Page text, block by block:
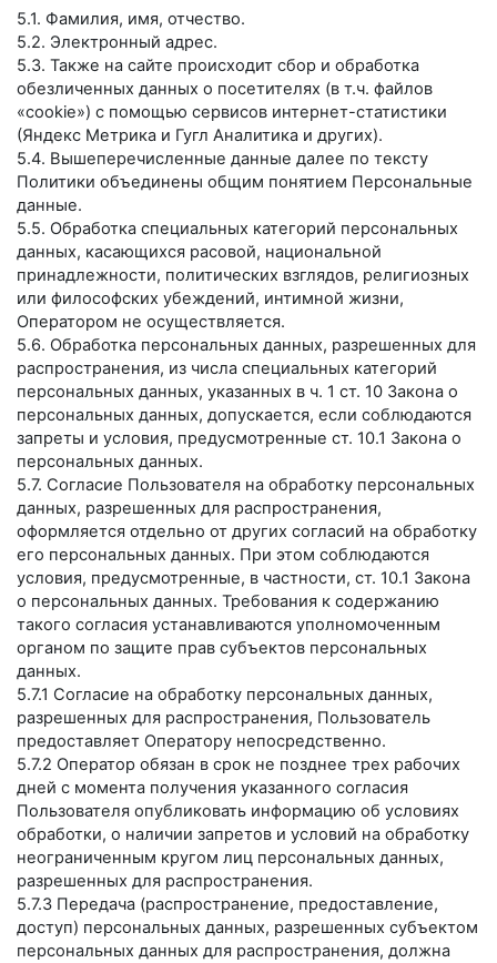
5.1. Фамилия, имя, отчество.
5.2. Электронный адрес.
5.3. Также на сайте происходит сбор и обработка
обезличенных данных о посетителях (в т.ч. файлов
«cookie») с помощью сервисов интернет-статистики
(Яндекс Метрика и Гугл Аналитика и других).
5.4. Вышеперечисленные данные далее по тексту
Политики объединены общим понятием Персональные
данные.
5.5. Обработка специальных категорий персональных
данных, касающихся расовой, национальной
принадлежности, политических взглядов, религиозных
или философских убеждений, интимной жизни,
Оператором не осуществляется.
5.6. Обработка персональных данных, разрешенных для
распространения, из числа специальных категорий
персональных данных, указанных в ч. 1 ст. 10 Закона о
персональных данных, допускается, если соблюдаются
запреты и условия, предусмотренные ст. 10.1 Закона о
персональных данных.
5.7. Согласие Пользователя на обработку персональных
данных, разрешенных для распространения,
оформляется отдельно от других согласий на обработку
его персональных данных. При этом соблюдаются
условия, предусмотренные, в частности, ст. 10.1 Закона
о персональных данных. Требования к содержанию
такого согласия устанавливаются уполномоченным
органом по защите прав субъектов персональных
данных.
5.7.1 Согласие на обработку персональных данных,
разрешенных для распространения, Пользователь
предоставляет Оператору непосредственно.
5.7.2 Оператор обязан в срок не позднее трех рабочих
дней с момента получения указанного согласия
Пользователя опубликовать информацию об условиях
обработки, о наличии запретов и условий на обработку
неограниченным кругом лиц персональных данных,
разрешенных для распространения.
5.7.3 Передача (распространение, предоставление,
доступ) персональных данных, разрешенных субъектом
персональных данных для распространения, должна